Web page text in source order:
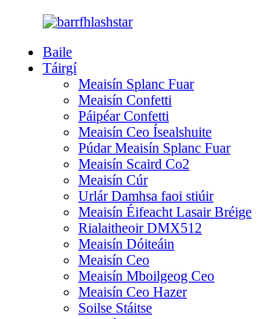
Baile
Táirgí
Meaisín Splanc Fuar
Meaisín Confetti
Páipéar Confetti
Meaisín Ceo Ísealshuite
Púdar Meaisín Splanc Fuar
Meaisín Scaird Co2
Meaisín Cúr
Urlár Damhsa faoi stiúir
Meaisín Éifeacht Lasair Bréige
Rialaitheoir DMX512
Meaisín Dóiteáin
Meaisín Ceo
Meaisín Mboilgeog Ceo
Meaisín Ceo Hazer
Soilse Stáitse